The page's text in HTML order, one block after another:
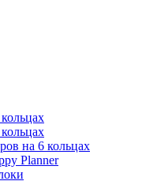
на 6 кольцах
Planner